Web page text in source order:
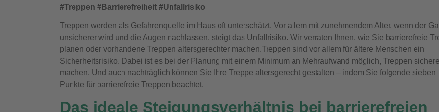
#Treppen #Barrierefreiheit #Unfallrisiko
Treppen werden als Gefahrenquelle im Haus oft unterschätzt. Vor allem mit zunehmendem Alter, wenn der
unsicherer wird und die Augen nachlassen, steigt das Unfallrisiko. Wir verraten Ihnen, wie Sie barrierefreie
planen oder vorhandene Treppen altersgerechter machen.Treppen sind vor allem für ältere Menschen ein
Sicherheitsrisiko. Dabei ist es bei der Planung mit einem Minimum an Mehraufwand möglich, Treppen
machen. Und auch nachträglich können Sie Ihre Treppe altersgerecht gestalten – indem Sie folgende sieben
Punkte für barrierefreie Treppen beachtet.
Das ideale Steigungsverhältnis bei barrierefreien